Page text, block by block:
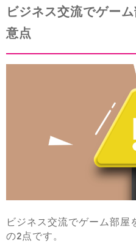
ビジネス交流でゲー
意点
ビジネス交流でゲーム部屋
の2点です。